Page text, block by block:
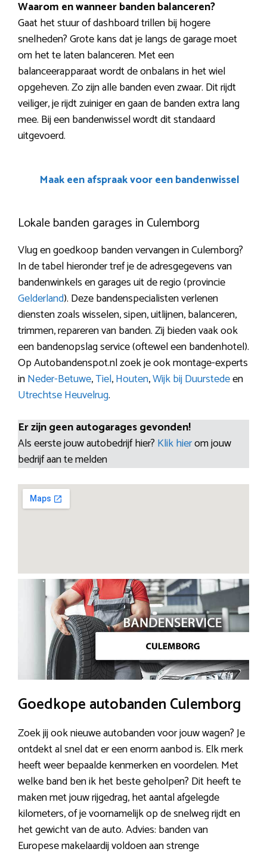
Waarom en wanneer banden balanceren?
Gaat het stuur of dashboard trillen bij hogere
snelheden? Grote kans dat je langs de garage moet
om het te laten balanceren. Met een
balanceerapparaat wordt de onbalans in het wiel
opgeheven. Zo zijn alle banden even zwaar. Dit rijdt
veiliger, je rijdt zuiniger en gaan de banden extra lang
mee. Bij een bandenwissel wordt dit standaard
uitgevoerd.
Maak een afspraak voor een bandenwissel
Lokale banden garages in Culemborg
Vlug en goedkoop banden vervangen in Culemborg?
In de tabel hieronder tref je de adresgegevens van
bandenwinkels en garages uit de regio (provincie
Gelderland). Deze bandenspecialisten verlenen
diensten zoals wisselen, sipen, uitlijnen, balanceren,
trimmen, repareren van banden. Zij bieden vaak ook
een bandenopslag service (oftewel een bandenhotel).
Op Autobandenspot.nl zoek je ook montage-experts
inNeder-Betuwe,Tiel,Houten,Wijk bij Duurstedeen
Utrechtse Heuvelrug.
Er zijn geen autogarages gevonden!
Als eerste jouw autobedrijf hier? Klik hierom jouw
bedrijf aan te melden
Goedkope autobanden Culemborg
Zoek jij ook nieuwe autobanden voor jouw wagen? Je
ontdekt al snel dat er een enorm aanbod is. Elk merk
heeft weer bepaalde kenmerken en voordelen. Met
welke band ben ik het beste geholpen? Dit heeft te
maken met jouw rijgedrag, het aantal afgelegde
kilometers, of je voornamelijk op de snelweg rijdt en
het gewicht van de auto. Advies: banden van
Europese makelaardij voldoen aan strenge